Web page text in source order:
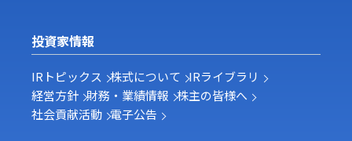
投資家情報
IRトピックス 株式について IRライブラリ
経営方針 財務・業績情報 株主の皆様へ
社会貢献活動 電子公告